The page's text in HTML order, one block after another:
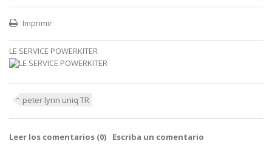
Imprimir
LE SERVICE POWERKITER
peter lynn uniq TR
Leer los comentarios (0) Escriba un comentario